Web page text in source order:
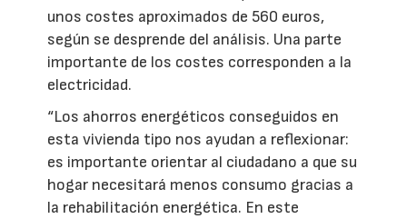
unos costes aproximados de 560 euros,
según se desprende del análisis. Una parte
importante de los costes corresponden a la
electricidad.
“Los ahorros energéticos conseguidos en
esta vivienda tipo nos ayudan a reflexionar:
es importante orientar al ciudadano a que su
hogar necesitará menos consumo gracias a
la rehabilitación energética. En este